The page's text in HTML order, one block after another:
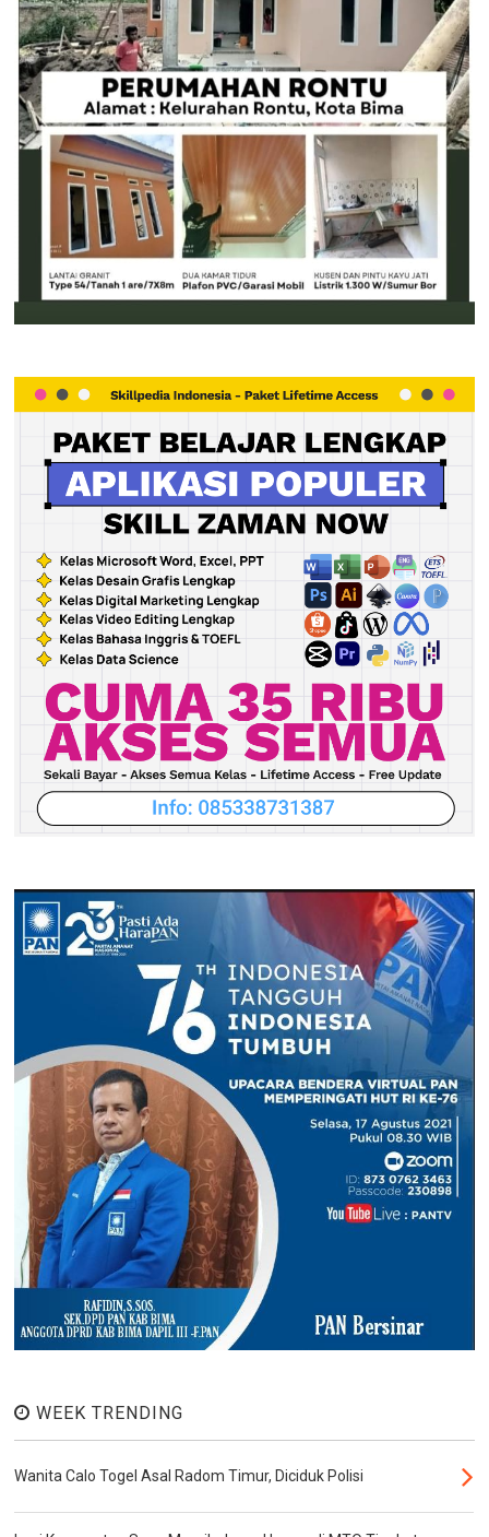
WEEK TRENDING
Wanita Calo Togel Asal Radom Timur, Diciduk Polisi